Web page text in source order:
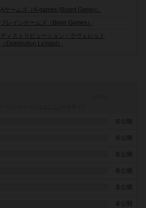
Aゲームズ（A-games (Board Game)）
ブレインゲームズ（Brain Games）
ディストリビューション・ラヴェレット
（Distribution LeValet）
非公開
非公開
非公開
非公開
非公開
非公開